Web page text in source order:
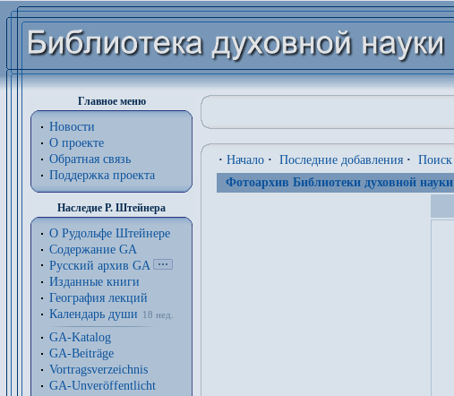
Главное меню
Новости
О проекте
Обратная связь
Поддержка проекта
Наследие Р. Штейнера
О Рудольфе Штейнере
Содержание GA
Русский архив GA
Изданные книги
География лекций
Календарь души
18 нед.
GA-Katalog
GA-Beiträge
Vortragsverzeichnis
GA-Unveröffentlicht
· Начало · Последние добавления · Поиск
Фотоархив Библиотеки духовной науки